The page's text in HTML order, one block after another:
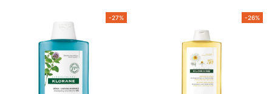
ERA:
€20.90.
ATTUALE
€15.52.
€19.90.
-27% -26%